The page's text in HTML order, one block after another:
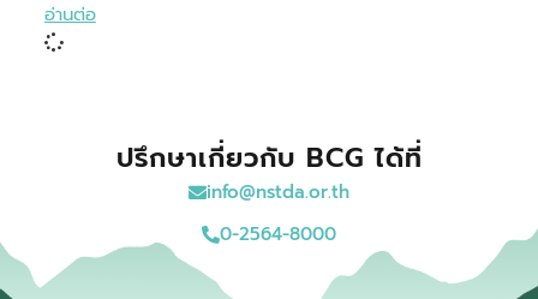
อ่านต่อ
ปรึกษาเกี่ยวกับ BCG ได้ที่
info@nstda.or.th
0-2564-8000